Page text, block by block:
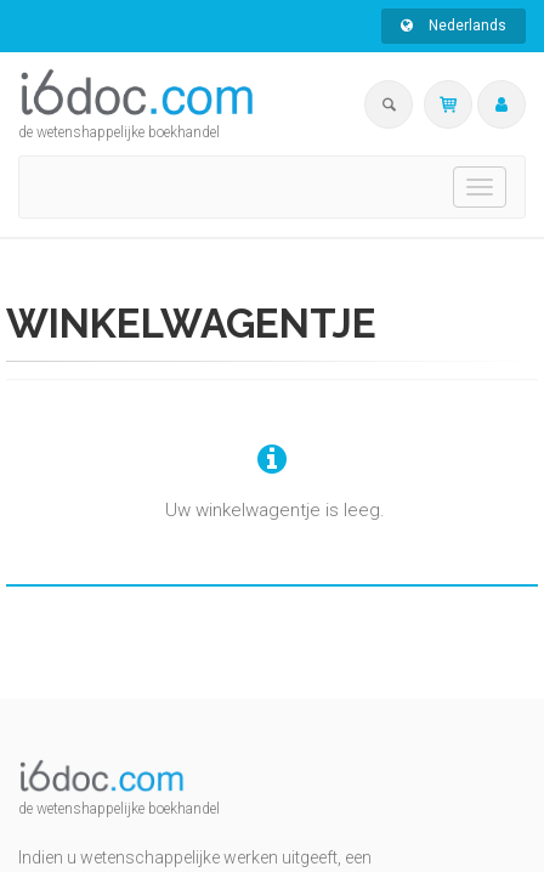
Nederlands
de wetenshappelijke boekhandel
Toggle
WINKELWAGENTJE
Uw winkelwagentje is leeg.
de wetenshappelijke boekhandel
Indien u wetenschappelijke werken uitgeeft, een